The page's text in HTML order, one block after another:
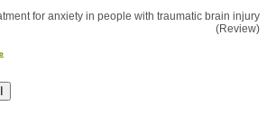
for anxiety in people with traumatic brain injury
(Review)